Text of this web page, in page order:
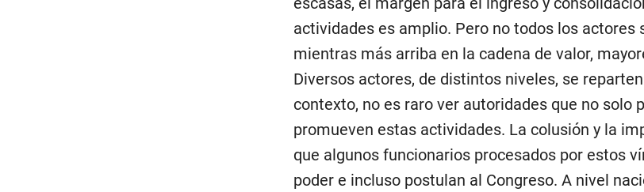
actividades es amplio. Pero no todos los actores
mientras más arriba en la cadena de valor,
Diversos actores, de distintos niveles, se
contexto, no es raro ver autoridades que no solo
promueven estas actividades. La colusión y la
que algunos funcionarios procesados por estos
poder e incluso postulan al Congreso. A nivel